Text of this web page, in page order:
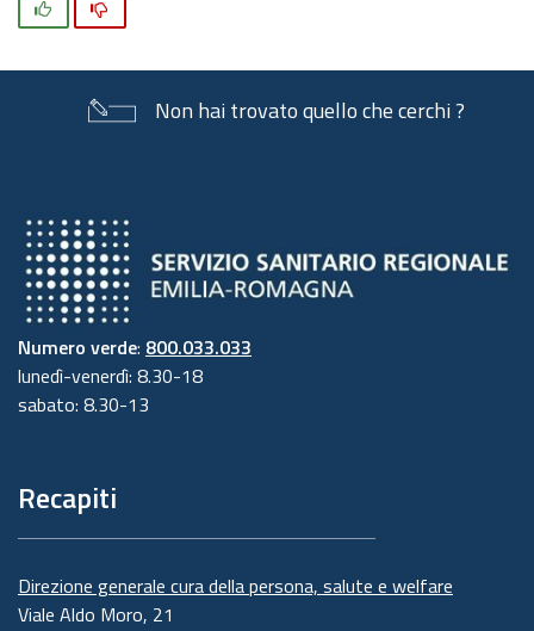
Non hai trovato quello che cerchi ?
Numero verde: 800.033.033
lunedì-venerdì: 8.30-18
sabato: 8.30-13
Recapiti
Direzione generale cura della persona, salute e welfare
Viale Aldo Moro, 21